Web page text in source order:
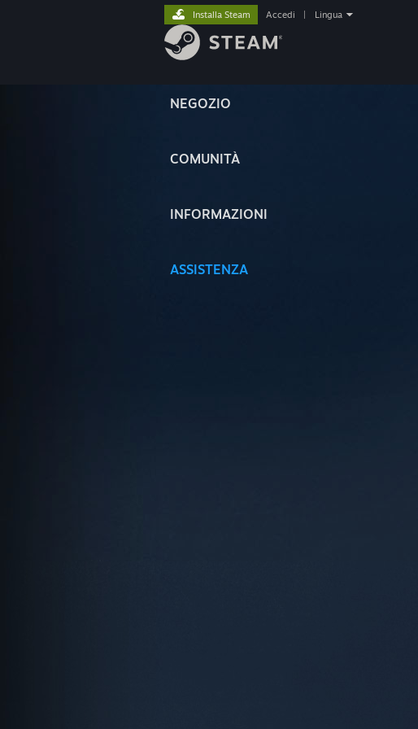
NEGOZIO
COMUNITÀ
INFORMAZIONI
ASSISTENZA
Installa Steam Accedi Lingua